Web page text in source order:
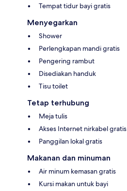
Tempat tidur bayi gratis
Menyegarkan
Shower
Perlengkapan mandi gratis
Pengering rambut
Disediakan handuk
Tisu toilet
Tetap terhubung
Meja tulis
Akses Internet nirkabel gratis
Panggilan lokal gratis
Makanan dan minuman
Air minum kemasan gratis
Kursi makan untuk bayi